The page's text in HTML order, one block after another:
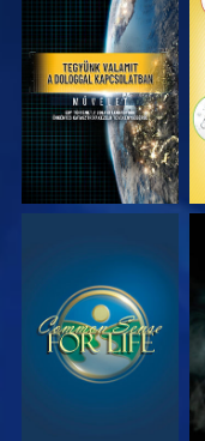
MŰSORNÉZÉS
MŰSORNÉZÉS